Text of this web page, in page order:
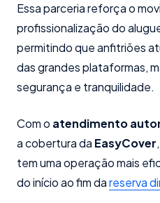
Essa parceria reforça o
profissionalização do
permitindo que anfitriões
das grandes plataformas,
segurança e tranquilidade.
Com o atendimento
a cobertura da EasyCover
tem uma operação mais
do início ao fim dareserva